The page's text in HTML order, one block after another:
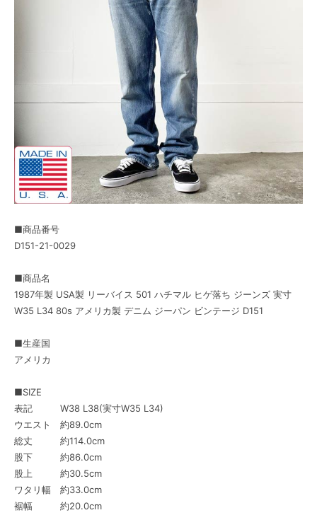
■商品番号
D151-21-0029
■商品名
1987年製 USA製 リーバイス 501 ハチマル ヒゲ落ち ジーンズ 実寸
W35 L34 80s アメリカ製 デニム ジーパン ビンテージ D151
■生産国
アメリカ
■SIZE
表記 W38 L38(実寸W35 L34)
ウエスト 約89.0cm
総丈 約114.0cm
股下 約86.0cm
股上 約30.5cm
ワタリ幅 約33.0cm
裾幅 約20.0cm